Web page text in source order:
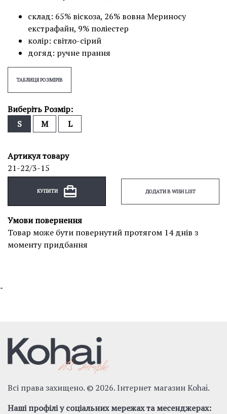
склад: 65% віскоза, 26% вовна Мериносу
екстрафайн, 9% поліестер
колір: світло-сірий
догяд: ручне прання
ТАБЛИЦЯ РОЗМІРІВ
Виберіть Розмір:
S
M L
Артикул товару
21-22/3-15
КУПИТИ ДОДАТИ В WISH LIST
Умови повернення
Товар може бути повернутий протягом 14 днів з
моменту придбання
"
Всі права захищено. © 2026. Інтернет магазин Kohai.
Наші профілі у соціальних мережах та месенджерах: